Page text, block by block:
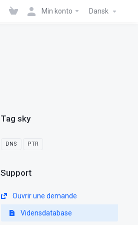
Min konto Dansk
Tag sky
DNS PTR
Support
Ouvrir une demande
Vidensdatabase